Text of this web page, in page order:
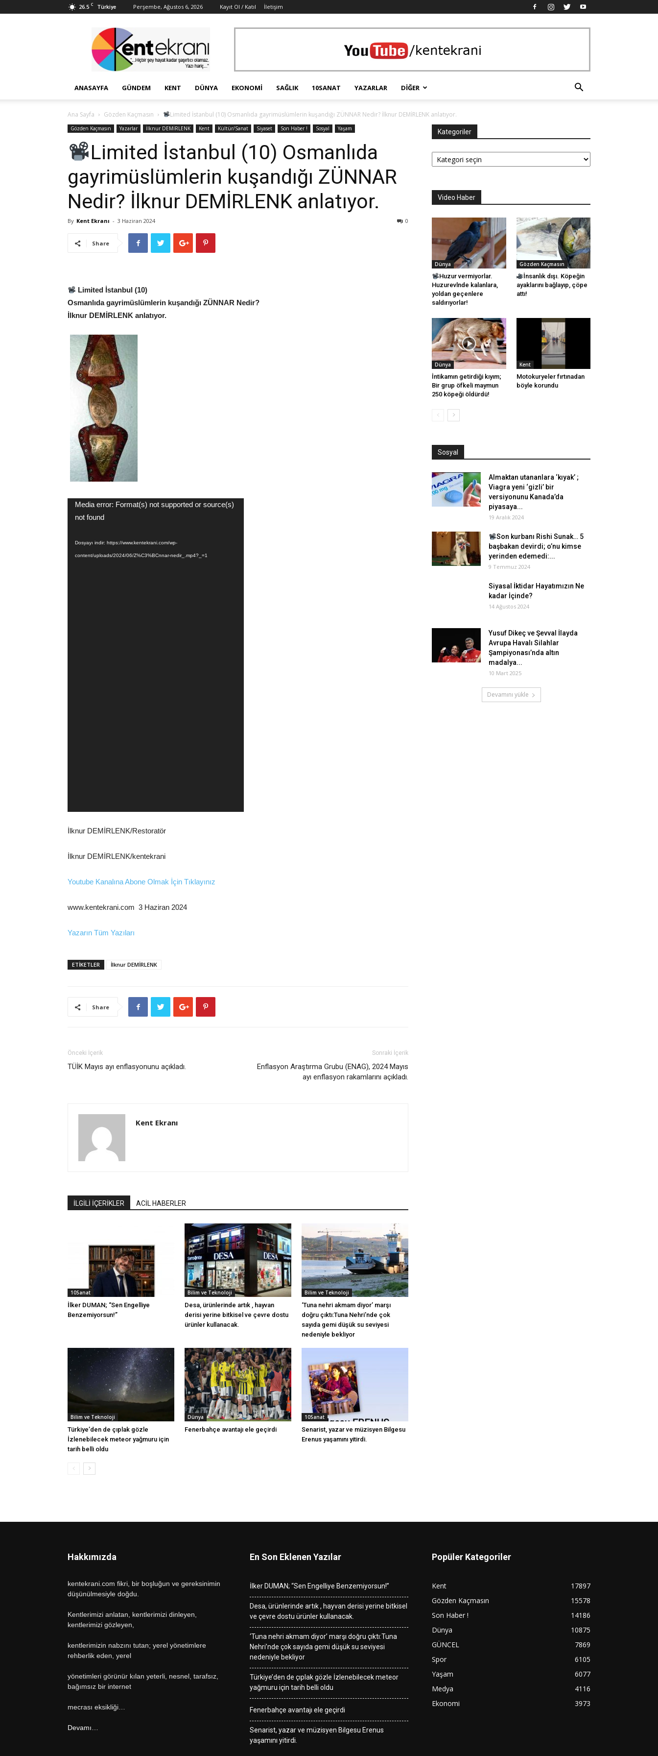
26.5 C Türkiye Perşembe, Ağustos 6, 2026 Kayıt Ol / Katıl İletişim
Ekranı
ANASAYFA GÜNDEM KENT DÜNYA EKONOMI SAĞLIK 10SANAT YAZARLAR DIĞER
Ana Sayfa Gözden Kaçmasın Limited İstanbul (10) Osmanlıda gayrimüslümlerin kuşandığı ZÜNNAR Nedir? İlknur DEMİRLENK anlatıyor.
Gözden Kaçmasın Yazarlar İlknur DEMİRLENK Kent Kültür/Sanat Siyaset Son Haber ! Sosyal Yaşam
Limited İstanbul (10) Osmanlıda
gayrimüslümlerin kuşandığı ZÜNNAR
Nedir? İlknur DEMİRLENK anlatıyor.
By Kent Ekranı - 3 Haziran 2024 0
Share
Limited İstanbul (10)
Osmanlıda gayrimüslümlerin kuşandığı ZÜNNAR Nedir?
İlknur DEMİRLENK anlatıyor.
Video
oynatıcı
Media error: Format(s) not supported or source(s)
not found
Dosyayı indir: https://www.kentekrani.com/wp-
content/uploads/2024/06/Z%C3%BCnnar-nedir_.mp4?_=1
İlknur DEMİRLENK/Restoratör
İlknur DEMİRLENK/kentekrani
Youtube Kanalına Abone Olmak İçin Tıklayınız
www.kentekrani.com 3 Haziran 2024
Yazarın Tüm Yazıları
ETİKETLER İlknur DEMİRLENK
Share
Önceki İçerik
TÜİK Mayıs ayı enflasyonunu açıkladı.
Sonraki İçerik
Enflasyon Araştırma Grubu (ENAG), 2024 Mayıs
ayı enflasyon rakamlarını açıkladı.
Kent Ekranı
İLGİLİ İÇERİKLER ACİL HABERLER
10Sanat
İlker DUMAN; “Sen Engelliye
Benzemiyorsun!”
Bilim ve Teknoloji
Desa, ürünlerinde artık , hayvan
derisi yerine bitkisel ve çevre dostu
ürünler kullanacak.
Bilim ve Teknoloji
‘Tuna nehri akmam diyor’ marşı
doğru çıktı:Tuna Nehri’nde çok
sayıda gemi düşük su seviyesi
nedeniyle bekliyor
Bilim ve Teknoloji
Türkiye’den de çıplak gözle
İzlenebilecek meteor yağmuru için
tarih belli oldu
Dünya
Fenerbahçe avantajı ele geçirdi
10Sanat
Senarist, yazar ve müzisyen Bilgesu
Erenus yaşamını yitirdi.
Kategoriler
Kategoriler
Video Haber
Dünya
Huzur vermiyorlar.
Huzurevlnde kalanlara,
yoldan geçenlere
saldırıyorlar!
Gözden Kaçmasın
İnsanlık dışı. Köpeğin
ayaklarını bağlayıp, çöpe
attı!
Dünya
İntikamın getirdiği kıyım;
Bir grup öfkeli maymun
250 köpeği öldürdü!
Kent
Motokuryeler fırtınadan
böyle korundu
Sosyal
Almaktan utananlara ‘kıyak’ ;
Viagra yeni ‘gizli’ bir
versiyonunu Kanada’da
piyasaya...
19 Aralık 2024
Son kurbanı Rishi Sunak… 5
başbakan devirdi; o’nu kimse
yerinden edemedi:...
9 Temmuz 2024
Siyasal İktidar Hayatımızın Ne
kadar İçinde?
14 Ağustos 2024
Yusuf Dikeç ve Şevval İlayda
Avrupa Havalı Silahlar
Şampiyonası’nda altın
madalya...
10 Mart 2025
Devamını yükle
Hakkımızda
kentekrani.com fikri, bir boşluğun ve gereksinimin
düşünülmesiyle doğdu.
Kentlerimizi anlatan, kentlerimizi dinleyen,
kentlerimizi gözleyen,
kentlerimizin nabzını tutan; yerel yönetimlere
rehberlik eden, yerel
yönetimleri görünür kılan yeterli, nesnel, tarafsız,
bağımsız bir internet
mecrası eksikliği…
Devamı…
En Son Eklenen Yazılar
İlker DUMAN; “Sen Engelliye Benzemiyorsun!”
Desa, ürünlerinde artık , hayvan derisi yerine bitkisel
ve çevre dostu ürünler kullanacak.
‘Tuna nehri akmam diyor’ marşı doğru çıktı:Tuna
Nehri’nde çok sayıda gemi düşük su seviyesi
nedeniyle bekliyor
Türkiye’den de çıplak gözle İzlenebilecek meteor
yağmuru için tarih belli oldu
Fenerbahçe avantajı ele geçirdi
Senarist, yazar ve müzisyen Bilgesu Erenus
yaşamını yitirdi.
Popüler Kategoriler
Kent
17897
Gözden Kaçmasın
15578
Son Haber !
14186
Dünya
10875
GÜNCEL
7869
Spor
6105
Yaşam
6077
Medya
4116
Ekonomi
3973